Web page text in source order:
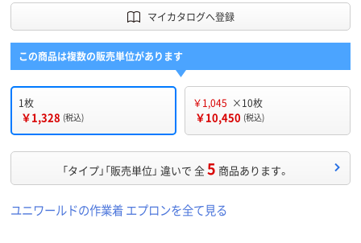
マイカタログへ登録
この商品は複数の販売単位があります
1枚
￥1,328 (税込)
￥1,045 ×10枚
￥10,450 (税込)
「タイプ」「販売単位」 違いで 全5 商品あります。
ユニワールドの作業着 エプロンを全て見る